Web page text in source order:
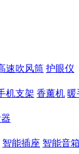
速吹风筒 护眼仪
机支架 香薰机 暖
智能插座 智能音